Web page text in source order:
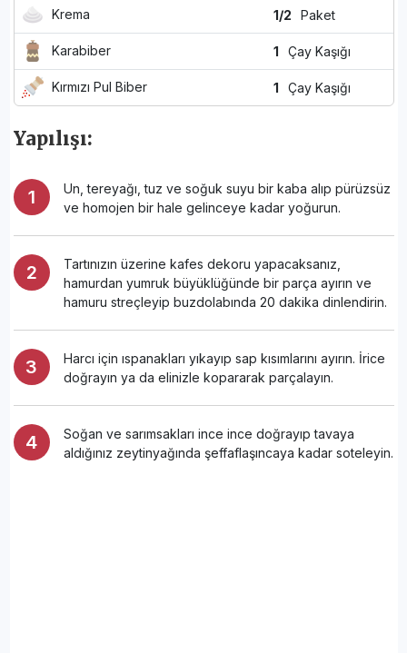
Krema 1/2 Paket
Karabiber 1 Çay Kaşığı
Kırmızı Pul Biber 1 Çay Kaşığı
Yapılışı:
Un, tereyağı, tuz ve soğuk suyu bir kaba alıp pürüzsüz
ve homojen bir hale gelinceye kadar yoğurun.
Tartınızın üzerine kafes dekoru yapacaksanız,
hamurdan yumruk büyüklüğünde bir parça ayırın ve
hamuru streçleyip buzdolabında 20 dakika dinlendirin.
Harcı için ıspanakları yıkayıp sap kısımlarını ayırın. İrice
doğrayın ya da elinizle kopararak parçalayın.
Soğan ve sarımsakları ince ince doğrayıp tavaya
aldığınız zeytinyağında şeffaflaşıncaya kadar soteleyin.